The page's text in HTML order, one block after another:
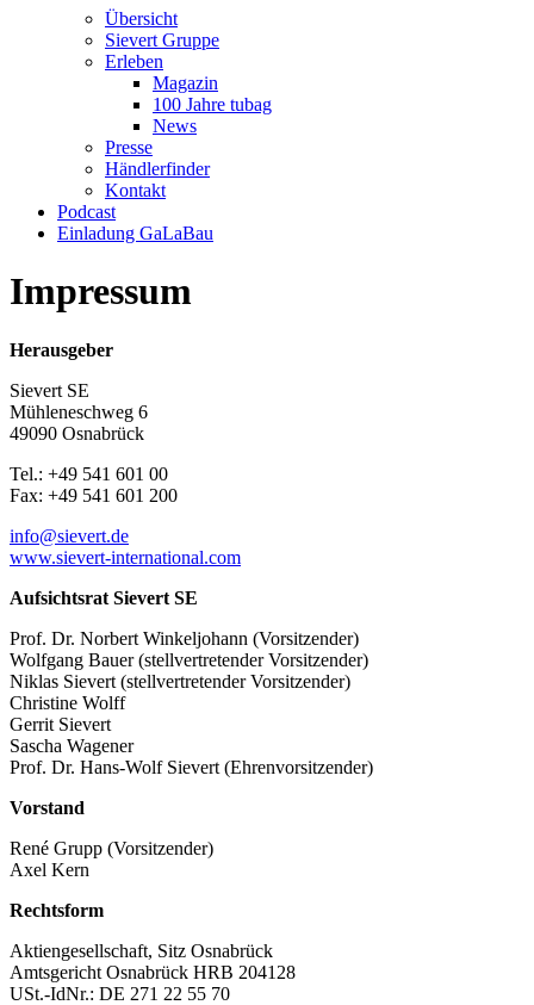
Übersicht
Sievert Gruppe
Erleben
Magazin
100 Jahre tubag
News
Presse
Händlerfinder
Kontakt
Podcast
Einladung GaLaBau
Impressum
Herausgeber
Sievert SE
Mühleneschweg 6
49090 Osnabrück
Tel.: +49 541 601 00
Fax: +49 541 601 200
info@sievert.de
www.sievert-international.com
Aufsichtsrat Sievert SE
Prof. Dr. Norbert Winkeljohann (Vorsitzender)
Wolfgang Bauer (stellvertretender Vorsitzender)
Niklas Sievert (stellvertretender Vorsitzender)
Christine Wolff
Gerrit Sievert
Sascha Wagener
Prof. Dr. Hans-Wolf Sievert (Ehrenvorsitzender)
Vorstand
René Grupp (Vorsitzender)
Axel Kern
Rechtsform
Aktiengesellschaft, Sitz Osnabrück
Amtsgericht Osnabrück HRB 204128
USt.-IdNr.: DE 271 22 55 70